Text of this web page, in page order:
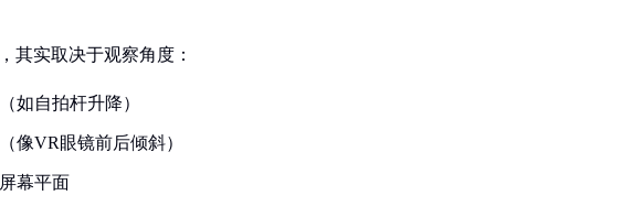
其实取决于观察角度：
如自拍杆升降）
像VR眼镜前后倾斜）
幕平面